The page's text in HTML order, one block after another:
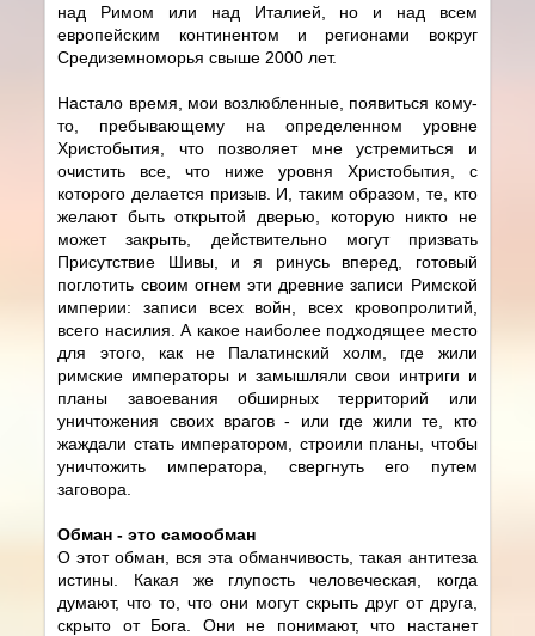
над Римом или над Италией, но и над всем
европейским континентом и регионами вокруг
Средиземноморья свыше 2000 лет.
Настало время, мои возлюбленные, появиться кому-
то, пребывающему на определенном уровне
Христобытия, что позволяет мне устремиться и
очистить все, что ниже уровня Христобытия, с
которого делается призыв. И, таким образом, те, кто
желают быть открытой дверью, которую никто не
может закрыть, действительно могут призвать
Присутствие Шивы, и я ринусь вперед, готовый
поглотить своим огнем эти древние записи Римской
империи: записи всех войн, всех кровопролитий,
всего насилия. А какое наиболее подходящее место
для этого, как не Палатинский холм, где жили
римские императоры и замышляли свои интриги и
планы завоевания обширных территорий или
уничтожения своих врагов - или где жили те, кто
жаждали стать императором, строили планы, чтобы
уничтожить императора, свергнуть его путем
заговора.
Обман - это самообман
О этот обман, вся эта обманчивость, такая антитеза
истины. Какая же глупость человеческая, когда
думают, что то, что они могут скрыть друг от друга,
скрыто от Бога. Они не понимают, что настанет